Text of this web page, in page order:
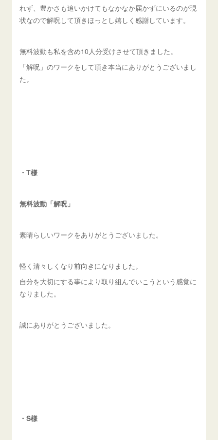
れず、豊かさも追いかけてもなかなか届かずにいるのが現
状なので解呪して頂きほっとし嬉しく感謝しています。
無料波動も私を含め10人分受けさせて頂きました。
「解呪」のワークをして頂き本当にありがとうございまし
た。
・T様
無料波動「解呪」
素晴らしいワークをありがとうございました。
軽く清々しくなり前向きになりました。
自分を大切にする事により取り組んでいこうという感覚に
なりました。
誠にありがとうございました。
・S様